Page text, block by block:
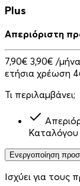
Plus
Απεριόριστη
7,90€ 3,90€ /
ετήσια χρέωση
Τι περιλαμβάνει;
Καταλόγου
Ενεργοποίηση
Ισχύει για τους